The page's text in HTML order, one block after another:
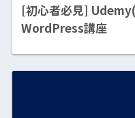
[初心者必見]
WordPress講座